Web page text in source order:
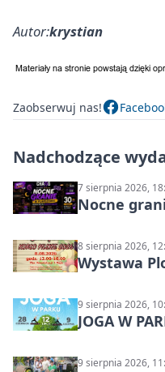
Autor:krystian
Zaobserwuj nas!
Nadchodzące
7 sierpnia 2026,
Nocne
8 sierpnia 2026,
Wystawa
9 sierpnia 2026,
JOGA W
9 sierpnia 2026,